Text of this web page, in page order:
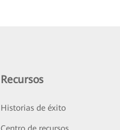
Recursos
Historias de éxito